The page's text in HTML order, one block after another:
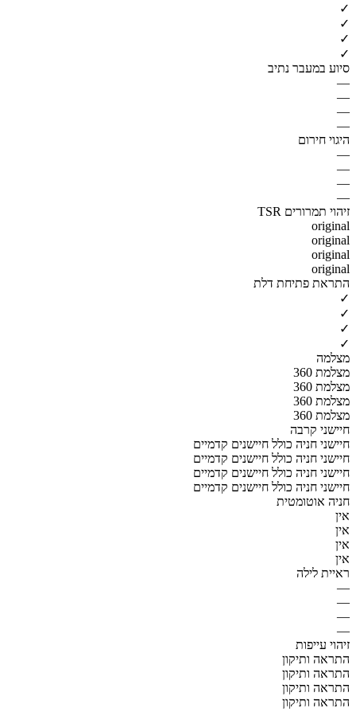
✓
✓
✓
✓
סיוע במעבר נתיב
—
—
—
—
היגוי חירום
—
—
—
—
זיהוי תמרורים TSR
original
original
original
original
התראת פתיחת דלת
✓
✓
✓
✓
מצלמה
מצלמת 360
מצלמת 360
מצלמת 360
מצלמת 360
חיישני קרבה
חיישני חניה כולל חיישנים קדמיים
חיישני חניה כולל חיישנים קדמיים
חיישני חניה כולל חיישנים קדמיים
חיישני חניה כולל חיישנים קדמיים
חניה אוטומטית
אין
אין
אין
אין
ראיית לילה
—
—
—
—
זיהוי עייפות
התראה ותיקון
התראה ותיקון
התראה ותיקון
התראה ותיקון